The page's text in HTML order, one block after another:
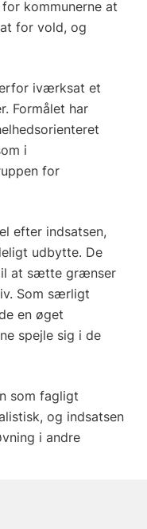
kommunerne at
for vold, og
iværksat et
Formålet har
i
for
efter indsatsen,
udbytte. De
at sætte grænser
Som særligt
en øget
spejle sig i de
som fagligt
og indsatsen
i andre